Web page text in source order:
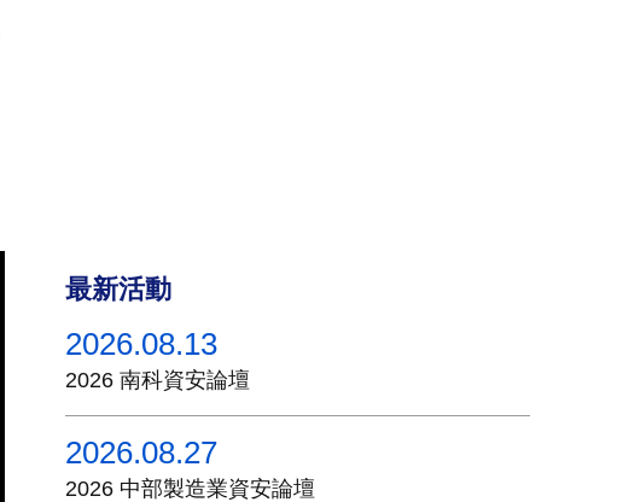
最新活動
2026.08.13
2026 南科資安論壇
2026.08.27
2026 中部製造業資安論壇